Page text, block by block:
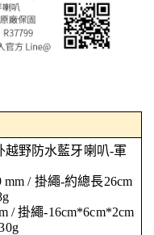
越野防水藍牙喇叭-軍
/ 掛繩-約總長26cm
/ 掛繩-16cm*6cm*2cm